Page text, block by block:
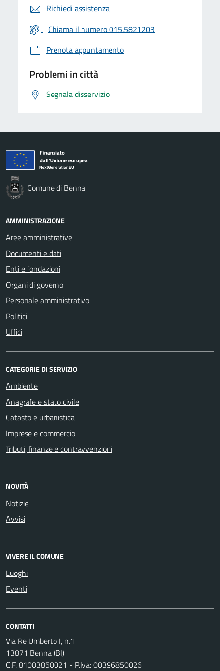
Richiedi assistenza
Chiama il numero 015.5821203
Prenota appuntamento
Problemi in città
Segnala disservizio
Comune di Benna
AMMINISTRAZIONE
Aree amministrative
Documenti e dati
Enti e fondazioni
Organi di governo
Personale amministrativo
Politici
Uffici
CATEGORIE DI SERVIZIO
Ambiente
Anagrafe e stato civile
Catasto e urbanistica
Imprese e commercio
Tributi, finanze e contravvenzioni
NOVITÀ
Notizie
Avvisi
VIVERE IL COMUNE
Luoghi
Eventi
CONTATTI
Via Re Umberto I, n.1
13871 Benna (BI)
C.F. 81003850021 - P.Iva: 00396850026